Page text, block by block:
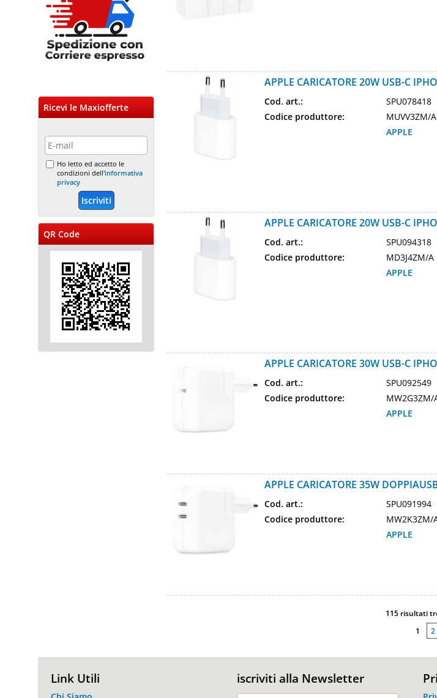
Ricevi le Maxiofferte
Ho letto ed accetto le
condizioni dell'informativa
privacy
QR Code
APPLE CARICATORE 20W USB-C
Cod. art.:
SPU078418
Codice produttore:
MUVV3ZM/A
APPLE
APPLE CARICATORE 20W USB-C
Cod. art.:
SPU094318
Codice produttore:
MD3J4ZM/A
APPLE
APPLE CARICATORE 30W USB-C
Cod. art.:
SPU092549
Codice produttore:
MW2G3ZM/
APPLE
APPLE CARICATORE 35W
Cod. art.:
SPU091994
Codice produttore:
MW2K3ZM/
APPLE
115 risultati
1
2
Link Utili iscriviti alla Newsletter